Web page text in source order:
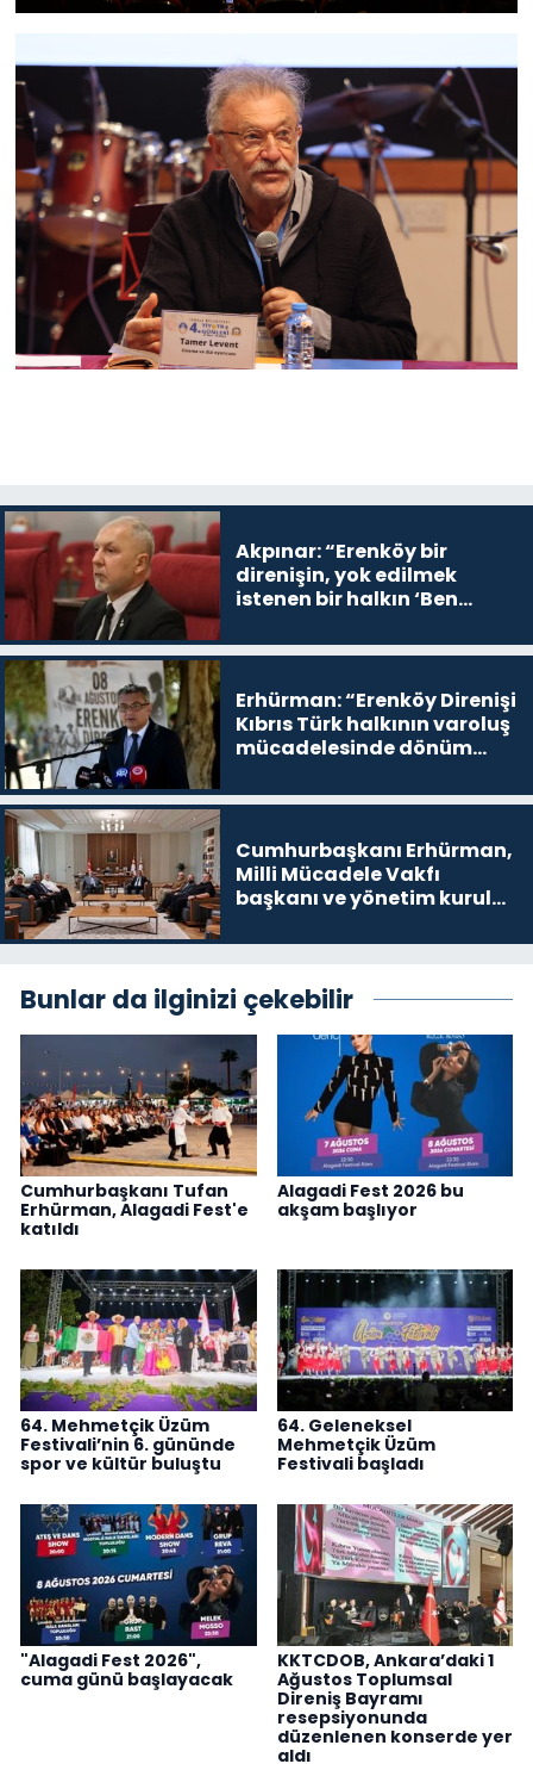
Akpınar: “Erenköy bir
direnişin, yok edilmek
istenen bir halkın ‘Ben
devam edeceğim’ dediği
Erhürman: “Erenköy Direnişi
Kıbrıs Türk halkının varoluş
mücadelesinde dönüm
Cumhurbaşkanı Erhürman,
Milli Mücadele Vakfı
başkanı ve yönetim kurulu
Bunlar da ilginizi çekebilir
Cumhurbaşkanı Tufan
Erhürman, Alagadi Fest'e
katıldı
Alagadi Fest 2026 bu
akşam başlıyor
64. Mehmetçik Üzüm
Festivali’nin 6. gününde
spor ve kültür buluştu
64. Geleneksel
Mehmetçik Üzüm
Festivali başladı
"Alagadi Fest 2026",
cuma günü başlayacak
KKTCDOB, Ankara’daki 1
Ağustos Toplumsal
Direniş Bayramı
resepsiyonunda
düzenlenen konserde yer
aldı